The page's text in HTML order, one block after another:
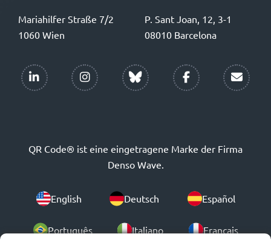
Mariahilfer Straße 7/2
1060 Wien
P. Sant Joan, 12, 3-1
08010 Barcelona
QR Code® ist eine eingetragene Marke der Firma
Denso Wave.
English Deutsch Español
Português Italiano Français